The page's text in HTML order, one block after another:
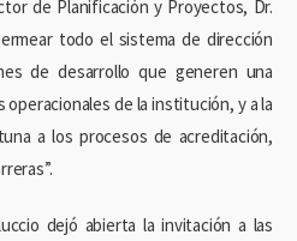
de Planificación y Proyectos, Dr.
todo el sistema de dirección
de desarrollo que generen una
de la institución, y a la
a los procesos de acreditación,
dejó abierta la invitación a las